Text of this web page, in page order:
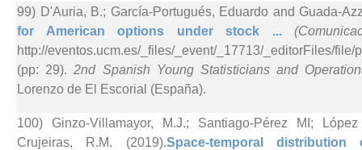
99) D'Auria, B.; García-Portugués, Eduardo and Guada-
for American options under stock ...
http://eventos.ucm.es/_files/_event/_17713/_editorFiles/
(pp: 29).2nd Spanish Young Statisticians and
Lorenzo de El Escorial (España).
100) Ginzo-Villamayor, M.J.; Santiago-Pérez MI;
Crujeiras, R.M. (2019).Space-temporal